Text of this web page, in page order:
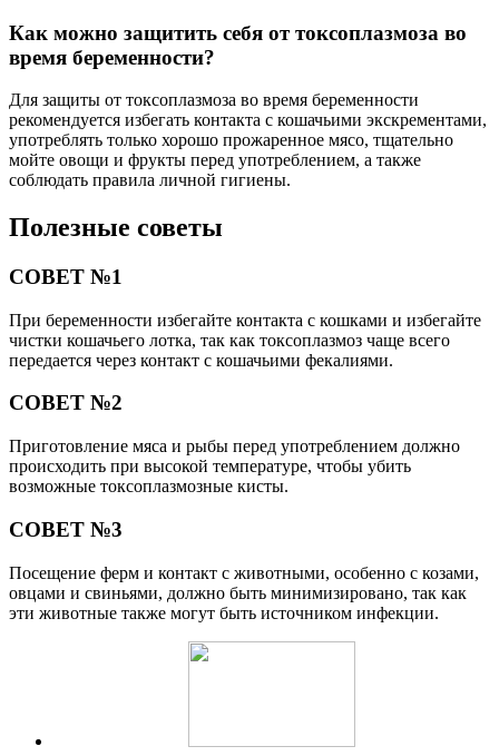
Как можно защитить себя от токсоплазмоза во
время беременности?
Для защиты от токсоплазмоза во время беременности
рекомендуется избегать контакта с кошачьими экскрементами,
употреблять только хорошо прожаренное мясо, тщательно
мойте овощи и фрукты перед употреблением, а также
соблюдать правила личной гигиены.
Полезные советы
СОВЕТ №1
При беременности избегайте контакта с кошками и избегайте
чистки кошачьего лотка, так как токсоплазмоз чаще всего
передается через контакт с кошачьими фекалиями.
СОВЕТ №2
Приготовление мяса и рыбы перед употреблением должно
происходить при высокой температуре, чтобы убить
возможные токсоплазмозные кисты.
СОВЕТ №3
Посещение ферм и контакт с животными, особенно с козами,
овцами и свиньями, должно быть минимизировано, так как
эти животные также могут быть источником инфекции.